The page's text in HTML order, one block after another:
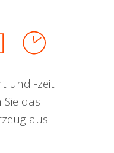
und -zeit
das
aus.